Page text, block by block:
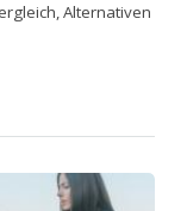
Alternativen